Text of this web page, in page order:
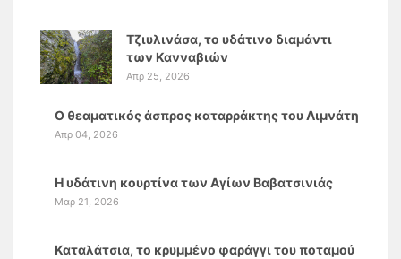
Τζιυλινάσα, το υδάτινο διαμάντι
των Κανναβιών
Απρ 25, 2026
Ο θεαματικός άσπρος καταρράκτης του Λιμνάτη
Απρ 04, 2026
Η υδάτινη κουρτίνα των Αγίων Βαβατσινιάς
Μαρ 21, 2026
Καταλάτσια, το κρυμμένο φαράγγι του ποταμού